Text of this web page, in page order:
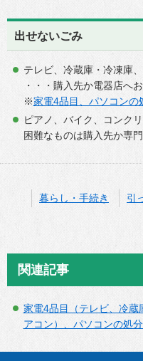
出せないごみ
テレビ、冷蔵庫・冷凍庫
・・・購入先か電器店へ
※家電4品目、パソコンの
ピアノ、バイク、コンク
困難なものは購入先か専
暮らし・手続き 引
関連記事
家電4品目（テレビ、冷蔵
アコン）、パソコンの処